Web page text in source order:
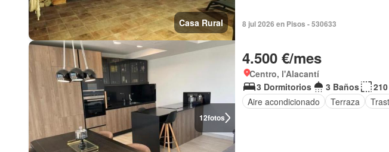
Casa Rural 8 jul 2026 en Pisos - 530633
12fotos
4.500 €/mes
Centro, l'Alacantí
3 Dormitorios
3 Baños
Aire acondicionado
Terraza